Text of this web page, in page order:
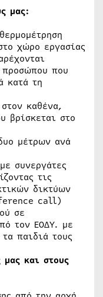
μας:
χώρο εργασίας
προσώπου που
κατά τη
καθένα,
βρίσκεται στο
μέτρων ανά
συνεργάτες
τις
δικτύων
call)
σε
τον ΕΟΔΥ. με
παιδιά τους
μας και στους